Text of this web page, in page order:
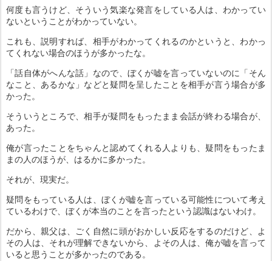
何度も言うけど、そういう気楽な発言をしている人は、わかってい
ないということがわかっていない。
これも、説明すれば、相手がわかってくれるのかというと、わかっ
てくれない場合のほうが多かったな。
「話自体がへんな話」なので、ぼくが嘘を言っていないのに「そん
なこと、あるかな」などと疑問を呈したことを相手が言う場合が多
かった。
そういうところで、相手が疑問をもったまま会話が終わる場合が、
あった。
俺が言ったことをちゃんと認めてくれる人よりも、疑問をもったま
まの人のほうが、はるかに多かった。
それが、現実だ。
疑問をもっている人は、ぼくが嘘を言っている可能性について考え
ているわけで、ぼくが本当のことを言ったという認識はないわけ。
だから、親父は、ごく自然に頭がおかしい反応をするのだけど、よ
その人は、それが理解できないから、よその人は、俺が嘘を言って
いると思うことが多かったのである。